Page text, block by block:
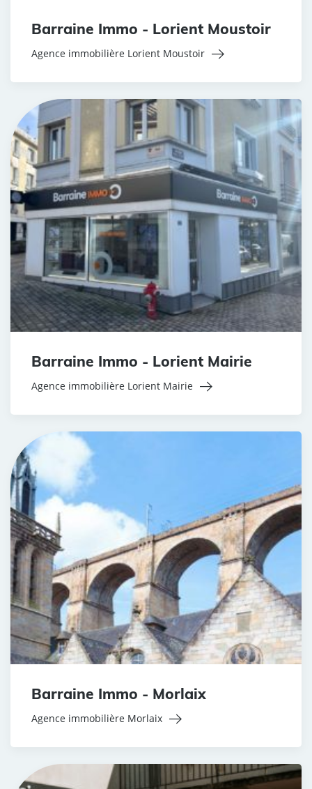
Barraine Immo - Lorient Moustoir
Agence immobilière Lorient Moustoir
Barraine Immo - Lorient Mairie
Agence immobilière Lorient Mairie
Barraine Immo - Morlaix
Agence immobilière Morlaix